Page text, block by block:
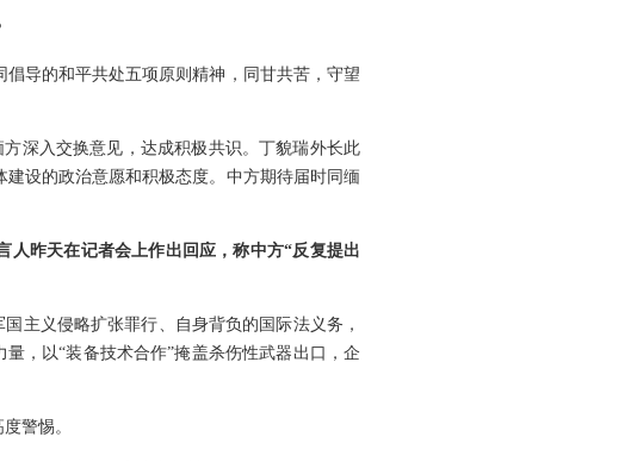
导的和平共处五项原则精神，同甘共苦，守望
深入交换意见，达成积极共识。丁貌瑞外长此
设的政治意愿和积极态度。中方期待届时同缅
人昨天在记者会上作出回应，称中方“反复提出
主义侵略扩张罪行、自身背负的国际法义务，
，以“装备技术合作”掩盖杀伤性武器出口，企
警惕。